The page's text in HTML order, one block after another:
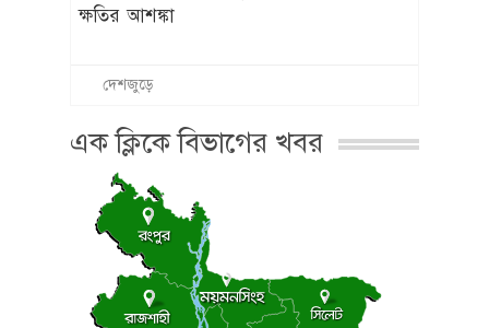
ক্ষতির আশঙ্কা
দেশজুড়ে
এক ক্লিকে বিভাগের খবর